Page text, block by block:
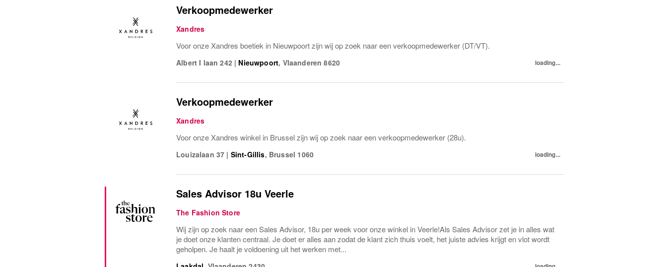
Verkoopmedewerker
Xandres
Voor onze Xandres boetiek in Nieuwpoort zijn wij op zoek naar een verkoopmedewerker (DT/VT).
Albert I laan 242 | Nieuwpoort, Vlaanderen 8620 loading...
Verkoopmedewerker
Xandres
Voor onze Xandres winkel in Brussel zijn wij op zoek naar een verkoopmedewerker (28u).
Louizalaan 37 | Sint-Gillis, Brussel 1060 loading...
Sales Advisor 18u Veerle
The Fashion Store
Wij zijn op zoek naar een Sales Advisor, 18u per week voor onze winkel in Veerle!Als Sales Advisor zet je in alles wat
je doet onze klanten centraal. Je doet er alles aan zodat de klant zich thuis voelt, het juiste advies krijgt en vlot wordt
geholpen. Je haalt je voldoening uit het werken met...